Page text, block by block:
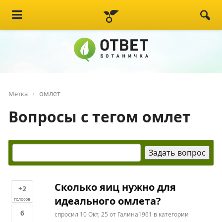
Метка омлет
Вопросы с тегом омлет
+2
голосов
6
Сколько яиц нужно для
идеального омлета?
спросил 10 Окт, 25 от Галина1961 в категории